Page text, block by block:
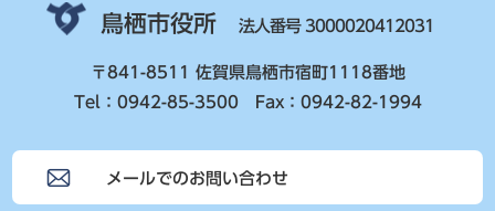
鳥栖市役所 法人番号 3000020412031
〒841-8511 佐賀県鳥栖市宿町1118番地
Tel：0942-85-3500 Fax：0942-82-1994
メールでのお問い合わせ